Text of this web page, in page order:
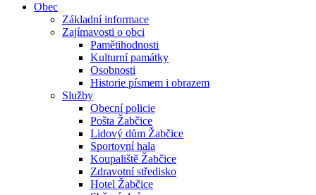
Obec
Základní informace
Zajímavosti o obci
Pamětihodnosti
Kulturní památky
Osobnosti
Historie písmem i obrazem
Služby
Obecní policie
Pošta Žabčice
Lidový dům Žabčice
Sportovní hala
Koupaliště Žabčice
Zdravotní středisko
Hotel Žabčice